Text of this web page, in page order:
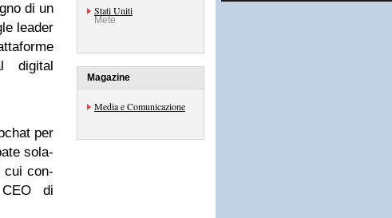
di un
lea­der
digi­tal
per
sola­
cui con­
di
Stati Uniti
Mete
Magazine
Media e Comunicazione